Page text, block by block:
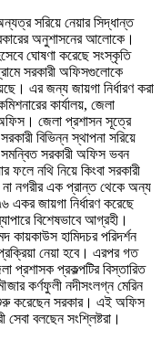
সরিয়ে নেয়ার সিদ্ধান্ত
অনুশাসনের আলোকে।
ঘোষণা করেছে সংস্কৃতি
সরকারী অফিসগুলোকে
এর জন্য জায়গা নির্ধারণ করা
কার্যালয়, জেলা
অফিস। জেলা প্রশাসন সূত্রে
বিভিন্ন স্থাপনা সরিয়ে
সমন্বিত সরকারী অফিস ভবন
নথি নিয়ে কিংবা সরকারী
না নগরীর এক প্রান্ত থেকে অন্য
একর জায়গা নির্ধারণ করেছে
বিশেষভাবে আগ্রহী।
কায়কাউস হামিদচর পরিদর্শন
নেয়া হবে। এরপর গত
প্রশাসক প্রকল্পটির বিস্তারিত
কর্ণফুলী নদীসংলগ্ন মেরিন
শুরু করেছেন সরকার। এই অফিস
বলছেন সংশ্লিষ্টরা।